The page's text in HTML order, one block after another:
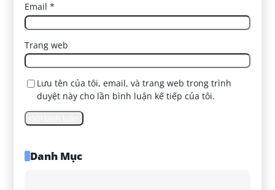
Email*
Trang web
Lưu tên của tôi, email, và trang web trong trình
duyệt này cho lần bình luận kế tiếp của tôi.
Danh Mục